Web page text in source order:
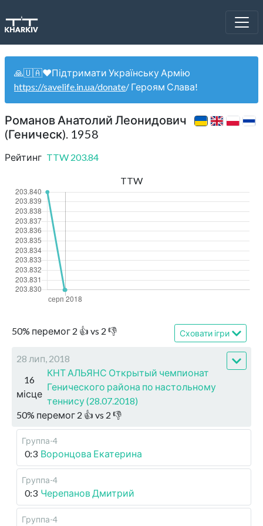
🙏🇺🇦❤️Підтримати Українську Армію
https://savelife.in.ua/donate/ Героям Слава!
Романов Анатолий Леонидович
(Геническ). 1958
Рейтинг TTW 203.84
50% перемог 2 👍 vs 2 👎 Сховати ігри
28 лип, 2018
16
місце
КНТ АЛЬЯНС Открытый чемпионат
Генического района по настольному
теннису (28.07.2018)
50% перемог 2 👍 vs 2 👎
Группа-4
0:3 Воронцова Екатерина
Группа-4
0:3 Черепанов Дмитрий
Группа-4
TTW